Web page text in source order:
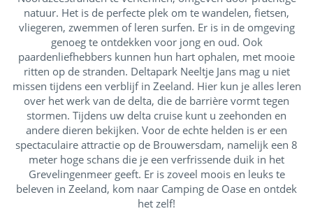
natuur. Het is de perfecte plek om te wandelen, fietsen,
vliegeren, zwemmen of leren surfen. Er is in de omgeving
genoeg te ontdekken voor jong en oud. Ook
paardenliefhebbers kunnen hun hart ophalen, met mooie
ritten op de stranden. Deltapark Neeltje Jans mag u niet
missen tijdens een verblijf in Zeeland. Hier kun je alles leren
over het werk van de delta, die de barrière vormt tegen
stormen. Tijdens uw delta cruise kunt u zeehonden en
andere dieren bekijken. Voor de echte helden is er een
spectaculaire attractie op de Brouwersdam, namelijk een 8
meter hoge schans die je een verfrissende duik in het
Grevelingenmeer geeft. Er is zoveel moois en leuks te
beleven in Zeeland, kom naar Camping de Oase en ontdek
het zelf!